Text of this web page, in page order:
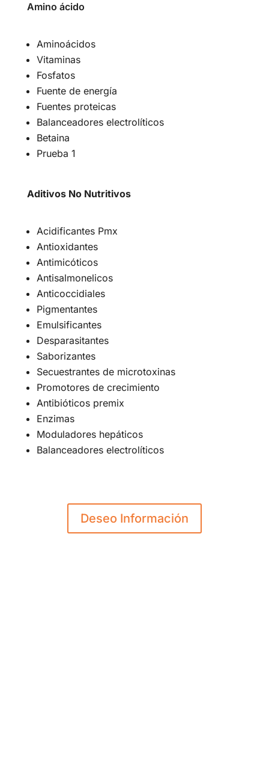
Amino ácido
Aminoácidos
Vitaminas
Fosfatos
Fuente de energía
Fuentes proteicas
Balanceadores electrolíticos
Betaina
Prueba 1
Aditivos No Nutritivos
Acidificantes Pmx
Antioxidantes
Antimicóticos
Antisalmonelicos
Anticoccidiales
Pigmentantes
Emulsificantes
Desparasitantes
Saborizantes
Secuestrantes de microtoxinas
Promotores de crecimiento
Antibióticos premix
Enzimas
Moduladores hepáticos
Balanceadores electrolíticos
Deseo Información